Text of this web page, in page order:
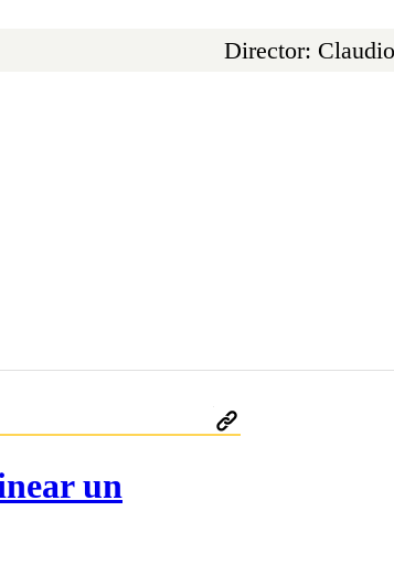
Director: Claudio
un